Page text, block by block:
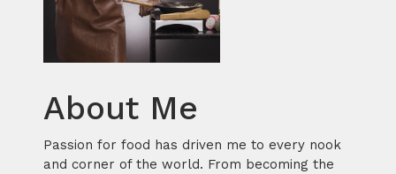
About Me
Passion for food has driven me to every nook
and corner of the world. From becoming the